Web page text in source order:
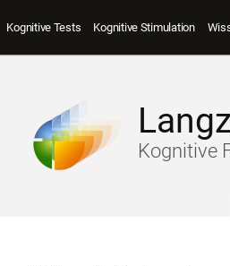
Kognitive Tests Kognitive Stimulation
Kognitive